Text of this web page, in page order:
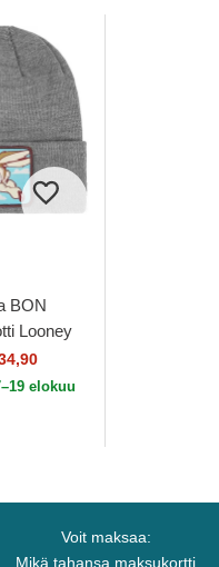
BON
Looney
elokuu
Voit maksaa:
Mikä tahansa maksukortti